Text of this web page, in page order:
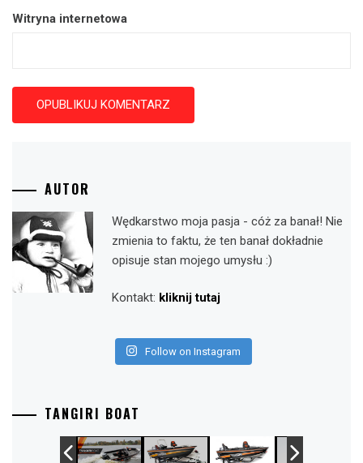
Witryna internetowa
AUTOR
Wędkarstwo moja pasja - cóż za banał! Nie
zmienia to faktu, że ten banał dokładnie
opisuje stan mojego umysłu :)
Kontakt: kliknij tutaj
Follow on Instagram
TANGIRI BOAT